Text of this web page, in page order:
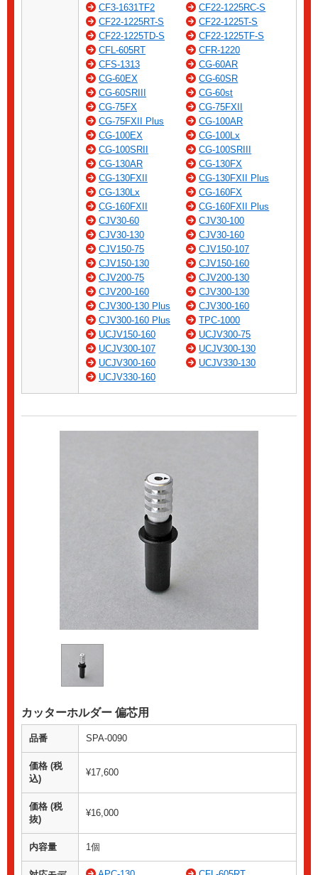
CF3-1631TF2
CF22-1225RC-S
CF22-1225RT-S
CF22-1225T-S
CF22-1225TD-S
CF22-1225TF-S
CFL-605RT
CFR-1220
CFS-1313
CG-60AR
CG-60EX
CG-60SR
CG-60SRIII
CG-60st
CG-75FX
CG-75FXII
CG-75FXII Plus
CG-100AR
CG-100EX
CG-100Lx
CG-100SRII
CG-100SRIII
CG-130AR
CG-130FX
CG-130FXII
CG-130FXII Plus
CG-130Lx
CG-160FX
CG-160FXII
CG-160FXII Plus
CJV30-60
CJV30-100
CJV30-130
CJV30-160
CJV150-75
CJV150-107
CJV150-130
CJV150-160
CJV200-75
CJV200-130
CJV200-160
CJV300-130
CJV300-130 Plus
CJV300-160
CJV300-160 Plus
TPC-1000
UCJV150-160
UCJV300-75
UCJV300-107
UCJV300-130
UCJV300-160
UCJV330-130
UCJV330-160
カッターホルダー 偏芯用
品番 SPA-0090
価格 (税
込)
¥17,600
価格 (税
抜)
¥16,000
内容量 1個